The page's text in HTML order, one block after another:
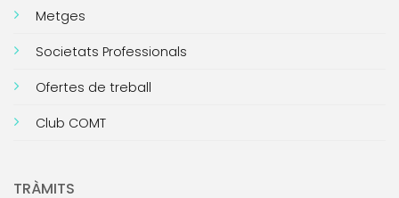
Metges
Societats Professionals
Ofertes de treball
Club COMT
TRÀMITS